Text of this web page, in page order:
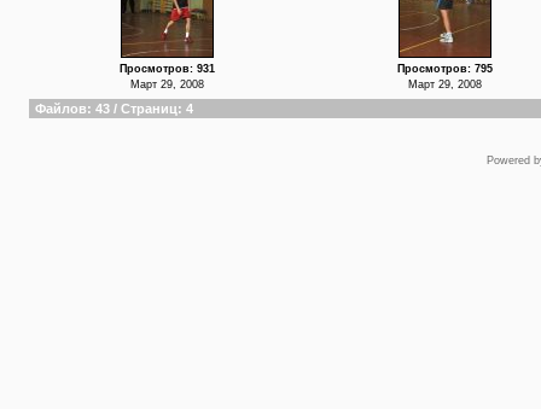
Просмотров: 931
Март 29, 2008
Просмотров: 795
Март 29, 2008
Файлов: 43 / Страниц: 4
Powered